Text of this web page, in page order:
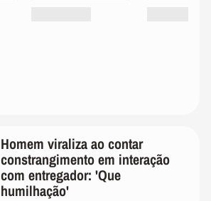
Homem viraliza ao contar
constrangimento em interação
com entregador: 'Que
humilhação'